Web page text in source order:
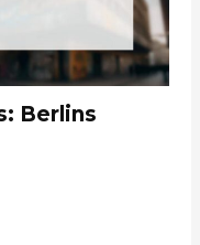
Berlins